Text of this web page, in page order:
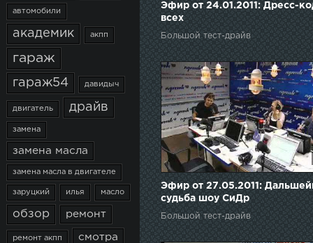
автомобили
академик акпп
гараж
гараж54 давидыч
двигатель драйв
замена
замена масла
замена масла в двигателе
заруцкий илья масло
обзор ремонт
ремонт акпп смотра
Эфир от 24.01.2011: Дресс-
всех
Большой тест-драйв
Эфир от 27.05.2011:
судьба шоу СиДр
Большой тест-драйв